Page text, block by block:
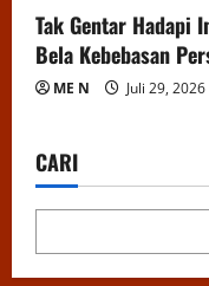
Tak Gentar Hadapi
Bela Kebebasan
ME N Juli 29, 2026
CARI